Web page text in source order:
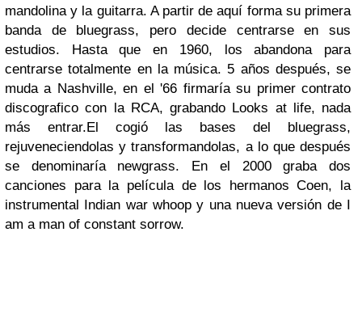
mandolina y la guitarra. A partir de aquí forma su primera
banda de bluegrass, pero decide centrarse en sus
estudios. Hasta que en 1960, los abandona para
centrarse totalmente en la música. 5 años después, se
muda a Nashville, en el '66 firmaría su primer contrato
discografico con la RCA, grabando Looks at life, nada
más entrar.El cogió las bases del bluegrass,
rejuveneciendolas y transformandolas, a lo que después
se denominaría newgrass. En el 2000 graba dos
canciones para la película de los hermanos Coen, la
instrumental Indian war whoop y una nueva versión de I
am a man of constant sorrow.